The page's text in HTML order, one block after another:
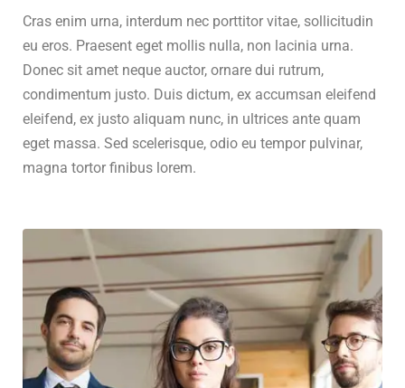
Cras enim urna, interdum nec porttitor vitae, sollicitudin
eu eros. Praesent eget mollis nulla, non lacinia urna.
Donec sit amet neque auctor, ornare dui rutrum,
condimentum justo. Duis dictum, ex accumsan eleifend
eleifend, ex justo aliquam nunc, in ultrices ante quam
eget massa. Sed scelerisque, odio eu tempor pulvinar,
magna tortor finibus lorem.